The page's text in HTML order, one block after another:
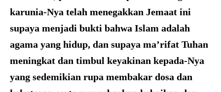
karunia-Nya telah menegakkan Jemaat ini
supaya menjadi bukti bahwa Islam adalah
agama yang hidup, dan supaya ma’rifat Tuhan
meningkat dan timbul keyakinan kepada-Nya
yang sedemikian rupa membakar dosa dan